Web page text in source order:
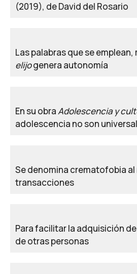
(2019), de David del Rosario
Las palabras que se
elijogenera autonomía
En su obraAdolescencia y
adolescencia no son
Se denomina crematofobia
transacciones
Para facilitar la adquisición
de otras personas